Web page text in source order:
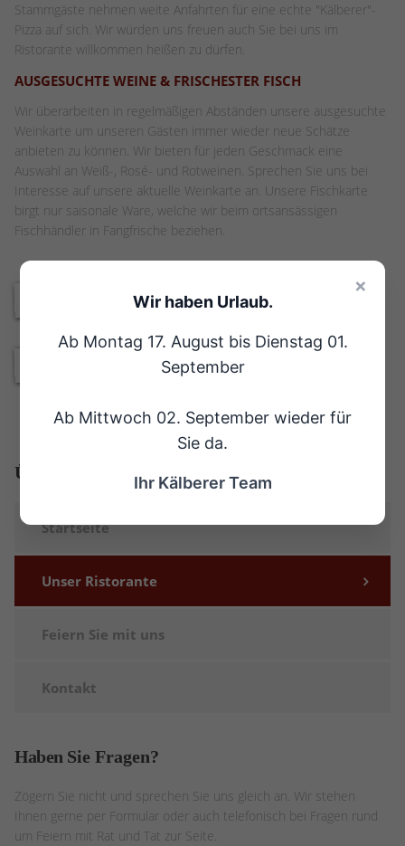
Stammgäste nehmen weite Anfahrten für eine echte "Kälberer"-
Pizza auf sich. Wir würden uns freuen auch Sie bei uns im
Ristorante willkommen heißen zu dürfen.
AUSGESUCHTE WEINE & FRISCHESTER FISCH
Wir überarbeiten in regelmäßigen Abständen unsere ausgesuchte
Weinkarte um unseren Gästen immer wieder neue Schätze
anbieten zu können. Wir bieten für jeden Geschmack eine
Auswahl an Weiß-, Rosé- und Rotweinen. Sprechen Sie uns bei
Interesse auf unsere aktuelle Weinkarte an. Unsere Fischkarte
birgt nur saisonale Ware, welche wir beim ortsansässigen
Fischhändler in Fangfrische beziehen.
Überblick:
Startseite
Unser Ristorante
Feiern Sie mit uns
Kontakt
HabenSie Fragen?
Zögern Sie nicht und sprechen Sie uns gleich an. Wir stehen
Ihnen gerne per Formular oder auch telefonisch bei Fragen rund
um Feiern mit Rat und Tat zur Seite.
×
Wir haben Urlaub.
Ab Montag 17. August bis Dienstag 01.
September
Ab Mittwoch 02. September wieder für
Sie da.
Ihr Kälberer Team